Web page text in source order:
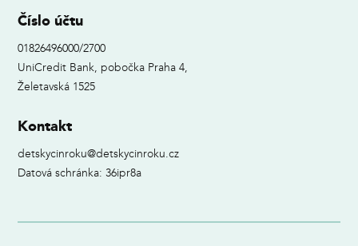
Číslo účtu
01826496000/2700
UniCredit Bank, pobočka Praha 4,
Želetavská 1525
Kontakt
detskycinroku@detskycinroku.cz
Datová schránka: 36ipr8a